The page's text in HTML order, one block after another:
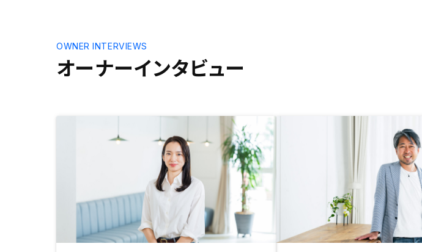
オーナーインタビュー
OWNER INTERVIEWS